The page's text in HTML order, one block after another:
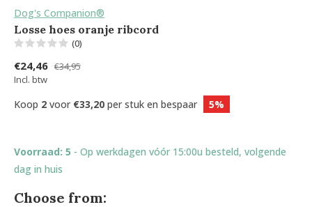
Dog's Companion®
Losse hoes oranje ribcord
(0)
€24,46 €34,95
Incl. btw
Koop 2 voor €33,20 per stuk en bespaar 5%
Voorraad: 5 - Op werkdagen vóór 15:00u besteld, volgende
dag in huis
Choose from: